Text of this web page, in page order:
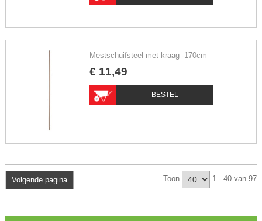
Mestschuifsteel met kraag -170cm
€ 11,49
BESTEL
Volgende pagina Toon 1 - 40 van 97